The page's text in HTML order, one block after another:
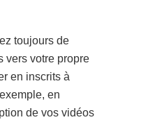
toujours de
vers votre propre
en inscrits à
en
de vos vidéos